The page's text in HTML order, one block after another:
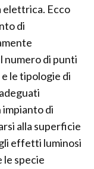
elettrica. Ecco
di
numero di punti
le tipologie di
di
alla superficie
effetti luminosi
le specie